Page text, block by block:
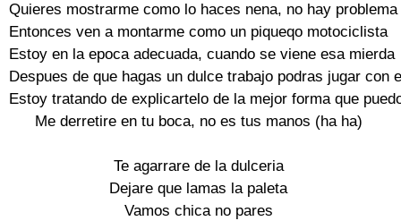
Quieres mostrarme como lo haces nena, no hay
Entonces ven a montarme como un piqueqo motociclista
Estoy en la epoca adecuada, cuando se viene esa mierda
Despues de que hagas un dulce trabajo podras jugar con
Estoy tratando de explicartelo de la mejor forma que
Me derretire en tu boca, no es tus manos (ha ha)
Te agarrare de la dulceria
Dejare que lamas la paleta
Vamos chica no pares